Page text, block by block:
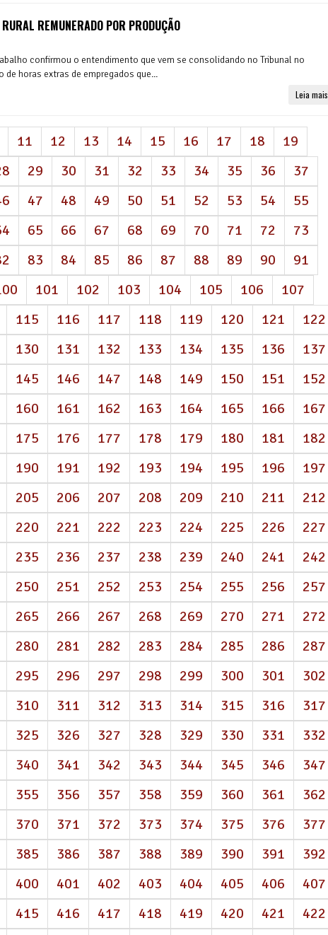
REMUNERADO POR PRODUÇÃO
confirmou o entendimento que vem se consolidando no Tribunal no
horas extras de empregados que...
Leia mais
11 12 13 14 15 16 17 18
19
29 30 31 32 33 34 35 36
37
47 48 49 50 51 52 53 54
55
65 66 67 68 69 70 71 72
73
83 84 85 86 87 88 89 90
91
101 102 103 104 105 106
107
115 116 117 118 119 120 121
122
130 131 132 133 134 135 136
137
145 146 147 148 149 150 151
152
160 161 162 163 164 165 166
167
175 176 177 178 179 180 181
182
190 191 192 193 194 195 196
197
205 206 207 208 209 210 211
212
220 221 222 223 224 225 226
227
235 236 237 238 239 240 241
242
250 251 252 253 254 255 256
257
265 266 267 268 269 270 271
272
280 281 282 283 284 285 286
287
295 296 297 298 299 300 301
302
310 311 312 313 314 315 316
317
325 326 327 328 329 330 331
332
340 341 342 343 344 345 346
347
355 356 357 358 359 360 361
362
370 371 372 373 374 375 376
377
385 386 387 388 389 390 391
392
400 401 402 403 404 405 406
407
415 416 417 418 419 420 421
422